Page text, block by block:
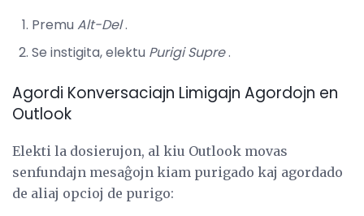
Premu Alt-Del.
Se instigita, elektu Purigi Supre.
Agordi Konversaciajn Limigajn Agordojn en
Outlook
Elekti la dosierujon, al kiu Outlook movas
senfundajn mesaĝojn kiam purigado kaj agordado
de aliaj opcioj de purigo: